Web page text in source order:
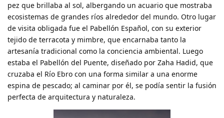
pez que brillaba al sol, albergando un acuario que mostraba
ecosistemas de grandes ríos alrededor del mundo. Otro lugar
de visita obligada fue el Pabellón Español, con su exterior
tejido de terracota y mimbre, que encarnaba tanto la
artesanía tradicional como la conciencia ambiental. Luego
estaba el Pabellón del Puente, diseñado por Zaha Hadid, que
cruzaba el Río Ebro con una forma similar a una enorme
espina de pescado; al caminar por él, se podía sentir la fusión
perfecta de arquitectura y naturaleza.